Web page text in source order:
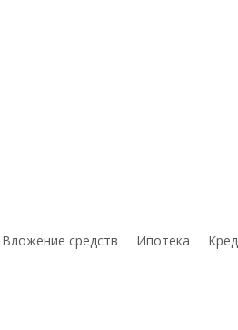
Вложение средств Ипотека